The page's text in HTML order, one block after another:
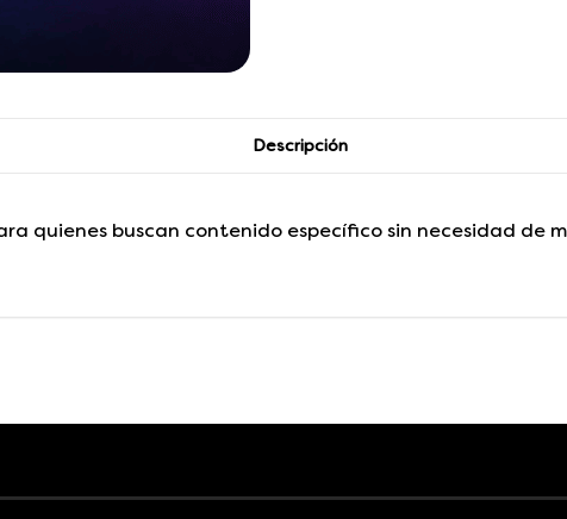
Descripción
quienes buscan contenido específico sin necesidad de